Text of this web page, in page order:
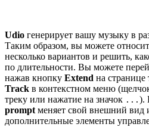
Udio генерирует вашу музыку в
Таким образом, вы можете
несколько вариантов и решить,
по длительности. Вы можете
нажав кнопку Extend на странице
Track в контекстном меню
треку или нажатие на значок ... ).
prompt меняет свой внешний вид
дополнительные элементы